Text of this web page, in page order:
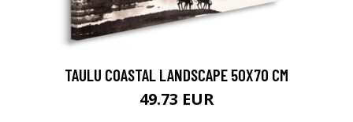
TAULU COASTAL LANDSCAPE 50X70 CM
49.73 EUR